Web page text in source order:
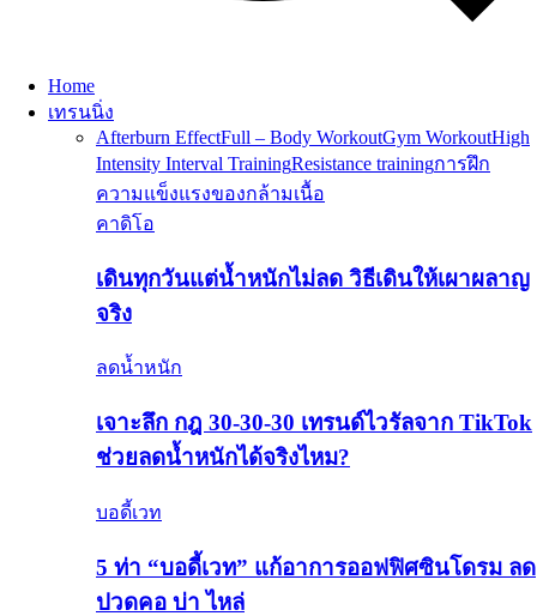
Home
เทรนนิ่ง
Afterburn EffectFull – Body WorkoutGym WorkoutHigh
Intensity Interval TrainingResistance trainingการฝึก
ความแข็งแรงของกล้ามเนื้อ
คาดิโอ
เดินทุกวันแต่น้ำหนักไม่ลด วิธีเดินให้เผาผลาญ
จริง
ลดน้ำหนัก
เจาะลึก กฎ 30-30-30 เทรนด์ไวรัลจาก TikTok
ช่วยลดน้ำหนักได้จริงไหม?
บอดี้เวท
5 ท่า “บอดี้เวท” แก้อาการออฟฟิศซินโดรม ลด
ปวดคอ บ่า ไหล่